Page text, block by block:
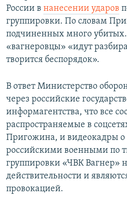
России в нанесении ударов
группировки. По словам
подчиненных много
«вагнеровцы» «идут
творится беспорядок».
В ответ Министерство
через российские
информагентства, что все
распространяемые в
Пригожина, и видеокадры о
российскими военными по
группировки «ЧВК Вагнер»
действительности и
провокацией.